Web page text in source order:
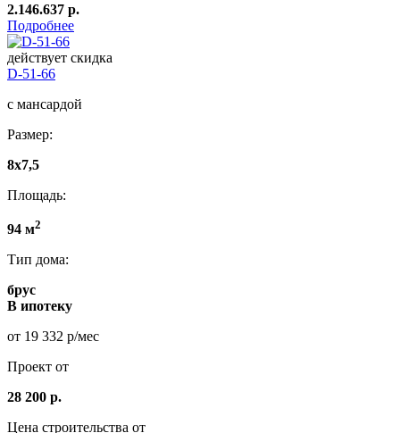
2.146.637 р.
Подробнее
действует скидка
D-51-66
с мансардой
Размер:
8x7,5
Площадь:
94 м2
Тип дома:
брус
В ипотеку
от 19 332 р/мес
Проект от
28 200 р.
Цена строительства от